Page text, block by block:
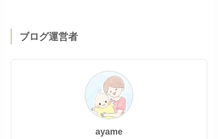
ブログ運営者
ayame